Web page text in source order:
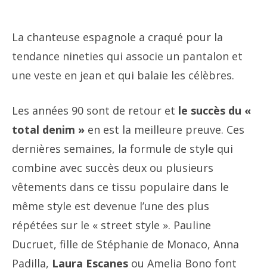
La chanteuse espagnole a craqué pour la
tendance nineties qui associe un pantalon et
une veste en jean et qui balaie les célèbres.
Les années 90 sont de retour et le succès du «
total denim » en est la meilleure preuve. Ces
dernières semaines, la formule de style qui
combine avec succès deux ou plusieurs
vêtements dans ce tissu populaire dans le
même style est devenue l’une des plus
répétées sur le « street style ». Pauline
Ducruet, fille de Stéphanie de Monaco, Anna
Padilla, Laura Escanes ou Amelia Bono font